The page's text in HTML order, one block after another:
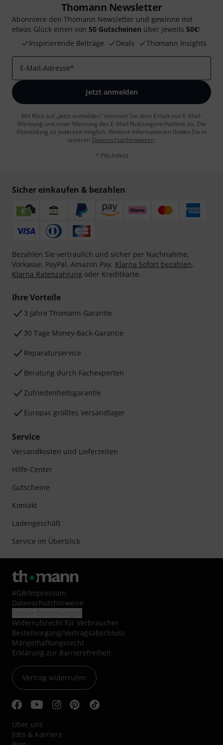
Thomann Newsletter
Abonniere den Thomann Newsletter und gewinne mit
etwas Glück einen von 50 Gutscheinen über jeweils 50€!
Inspirierende Beiträge
Deals Thomann Insights
E-Mail-Adresse*
Jetzt anmelden
Mit Klick auf „Jetzt anmelden“ stimmen Sie dem Erhalt von E-Mail-
Werbung und einer Messung des E-Mail-Nutzungsverhaltens zu. Die
Abmeldung ist jederzeit möglich. Weitere Informationen finden Sie in
unseren Datenschutzhinweisen.
* Pflichtfeld
Sicher einkaufen & bezahlen
Bezahlen Sie vertraulich und sicher per Nachnahme,
Vorkasse, PayPal, Amazon Pay, Klarna Sofort bezahlen,
Klarna Ratenzahlung oder Kreditkarte.
Ihre Vorteile
3 Jahre Thomann Garantie
30 Tage Money-Back-Garantie
Reparaturservice
Beratung durch Fachexperten
Zufriedenheitsgarantie
Europas größtes Versandlager
Service
Versandkosten und Lieferzeiten
Hilfe-Center
Gutscheine
Kontakt
Ladengeschäft
Service im Überblick
AGB/Impressum
Datenschutzhinweise
Widerrufsrecht für Verbraucher
Bestellvorgang/Vertragsabschluss
Mängelhaftungsrecht
Erklärung zur Barrierefreiheit
Vertrag widerrufen
Über uns
Jobs & Karriere